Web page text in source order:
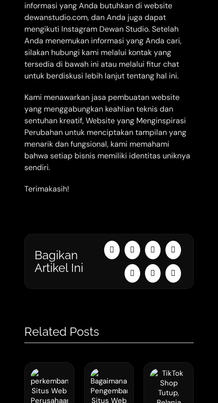
informasi yang Anda butuhkan di website
dewanstudio.com, dan Anda juga dapat
mengikuti Instagram Dewan Studio. Setelah
Anda menemukan informasi yang Anda cari,
silakan hubungi kami melalui kontak yang
tersedia di bawah ini atau melalui fitur chat
untuk berdiskusi lebih lanjut tentang hal ini.
Kami menawarkan jasa pembuatan website
yang menggabungkan keahlian teknis dan
sentuhan kreatif, Website yang Menginspirasi
Perubahan untuk menciptakan tampilan yang
menarik dan fungsional, kami memahami
bahwa setiap bisnis memiliki identitas uniknya
sendiri.
Terimakasih!
Bagikan
Artikel Ini
Related Posts